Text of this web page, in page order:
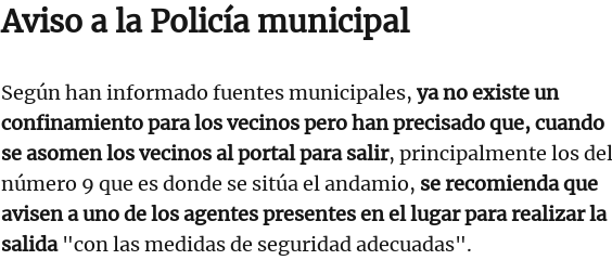
Aviso a la Policía municipal
Según han informado fuentes municipales, ya no existe un
confinamiento para los vecinos pero han precisado que, cuando
se asomen los vecinos al portal para salir, principalmente los del
número 9 que es donde se sitúa el andamio, se recomienda que
avisen a uno de los agentes presentes en el lugar para realizar la
salida"con las medidas de seguridad adecuadas".